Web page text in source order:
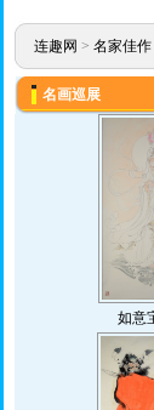
连趣网 > 名家佳作
名画巡展
如意